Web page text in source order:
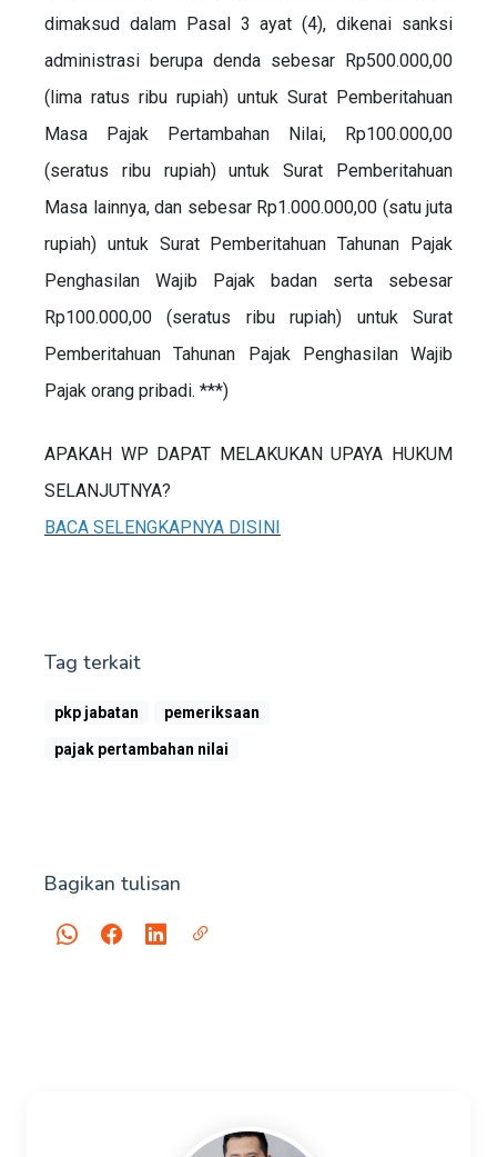
dimaksud dalam Pasal 3 ayat (4), dikenai sanksi
administrasi berupa denda sebesar Rp500.000,00
(lima ratus ribu rupiah) untuk Surat Pemberitahuan
Masa Pajak Pertambahan Nilai, Rp100.000,00
(seratus ribu rupiah) untuk Surat Pemberitahuan
Masa lainnya, dan sebesar Rp1.000.000,00 (satu juta
rupiah) untuk Surat Pemberitahuan Tahunan Pajak
Penghasilan Wajib Pajak badan serta sebesar
Rp100.000,00 (seratus ribu rupiah) untuk Surat
Pemberitahuan Tahunan Pajak Penghasilan Wajib
Pajak orang pribadi. ***)
APAKAH WP DAPAT MELAKUKAN UPAYA HUKUM
SELANJUTNYA?
BACA SELENGKAPNYA DISINI
Tag terkait
pkp jabatan pemeriksaan
pajak pertambahan nilai
Bagikan tulisan